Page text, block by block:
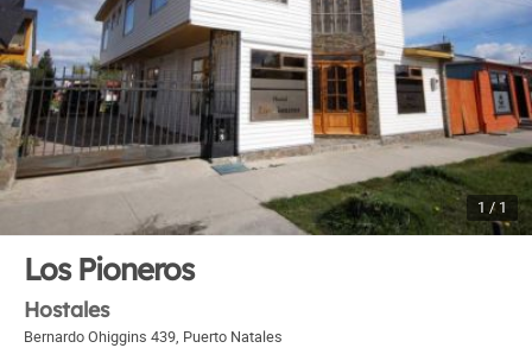
1 / 1
Los Pioneros
Hostales
Bernardo Ohiggins 439, Puerto Natales